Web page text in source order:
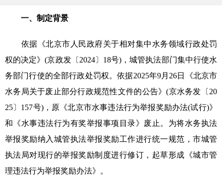
一、制定背景
依据《北京市人民政府关于相对集中水务领域行政处罚
权的决定》(京政发〔2024〕18号)，城管执法部门集中行使水
务部门行使的全部行政处罚权。依据2025年9月26日《北京市
水务局关于废止部分行政规范性文件的公告》(京水务发〔20
25〕157号)，原《北京市水事违法行为举报奖励办法(试行)》
和《水事违法行为有奖举报事项目录》废止。为将水务执法
举报奖励纳入城管执法举报奖励工作进行统一规范，市城管
执法局对现行的举报奖励制度进行修订，起草形成《城市管
理违法行为举报奖励办法》。